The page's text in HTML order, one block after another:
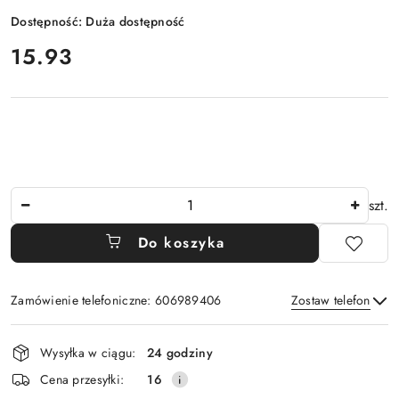
Dostępność: Duża dostępność
cena:
15.93
szt.
Do koszyka
Zamówienie telefoniczne: 606989406 Zostaw telefon
Wyślij
Dostępność
i
dostawa
Wysyłka w ciągu:
24 godziny
Cena przesyłki:
16